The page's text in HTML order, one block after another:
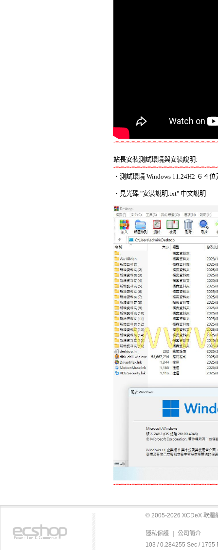
-=-=-=-=-=-=-=-=-=-=-=-=-=-=-=-=-=-=-
站長安裝測試環境與安裝說明:
-=-=-=-=-=-=-=-=-=-=-=-=-=-=-=-=-=-=-
‧測試環境 Windows 11.24H2 ６４
‧見光碟 "安裝說明.txt" 中文說明
-=-=-=-=-=-=-=-=-=-=-=-=-=-=-=-=-=-=-
© 2005-2026 XCDeX 軟體
隱私保護
公司簡介
103 / 0.284255 Sec / 1755